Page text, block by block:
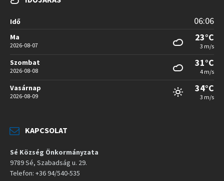
Idő 06:06
Ma
2026-08-07
23°C
3 m/s
Szombat
2026-08-08
31°C
4 m/s
Vasárnap
2026-08-09
34°C
3 m/s
KAPCSOLAT
Sé Község Önkormányzata
9789 Sé, Szabadság u. 29.
Telefon: +36 94/540-535